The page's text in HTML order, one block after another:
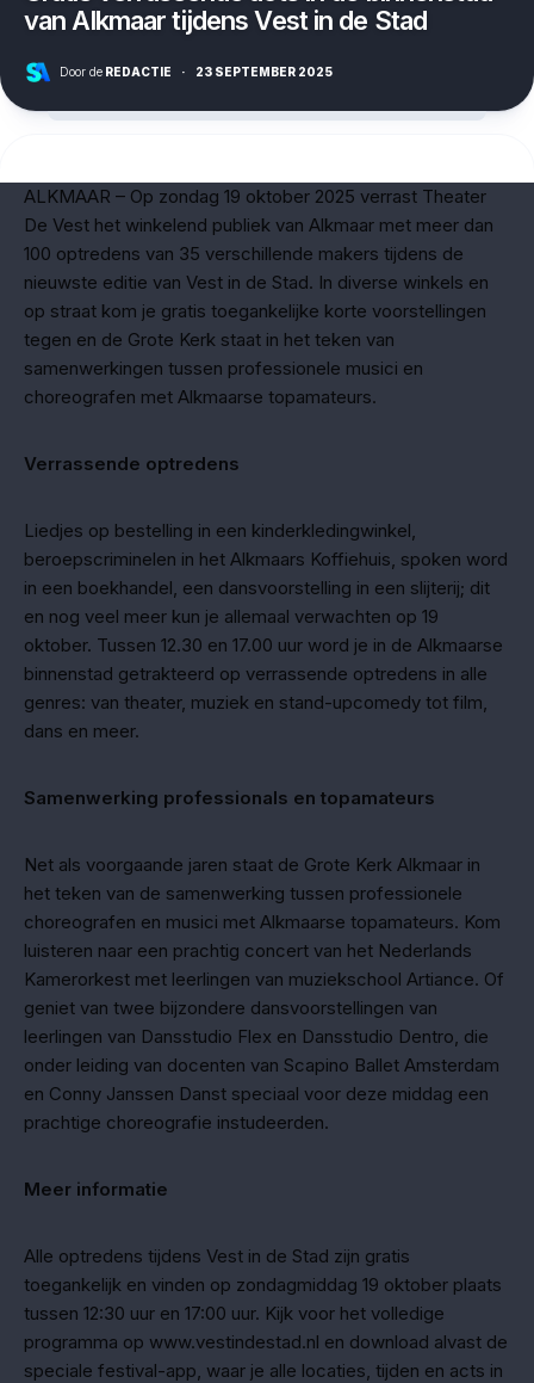
van Alkmaar tijdens Vest in de Stad
Door de REDACTIE · 23 SEPTEMBER 2025
ALKMAAR – Op zondag 19 oktober 2025 verrast Theater
De Vest het winkelend publiek van Alkmaar met meer dan
100 optredens van 35 verschillende makers tijdens de
nieuwste editie van Vest in de Stad. In diverse winkels en
op straat kom je gratis toegankelijke korte voorstellingen
tegen en de Grote Kerk staat in het teken van
samenwerkingen tussen professionele musici en
choreografen met Alkmaarse topamateurs.
Verrassende optredens
Liedjes op bestelling in een kinderkledingwinkel,
beroepscriminelen in het Alkmaars Koffiehuis, spoken word
in een boekhandel, een dansvoorstelling in een slijterij; dit
en nog veel meer kun je allemaal verwachten op 19
oktober. Tussen 12.30 en 17.00 uur word je in de Alkmaarse
binnenstad getrakteerd op verrassende optredens in alle
genres: van theater, muziek en stand-upcomedy tot film,
dans en meer.
Samenwerking professionals en topamateurs
Net als voorgaande jaren staat de Grote Kerk Alkmaar in
het teken van de samenwerking tussen professionele
choreografen en musici met Alkmaarse topamateurs. Kom
luisteren naar een prachtig concert van het Nederlands
Kamerorkest met leerlingen van muziekschool Artiance. Of
geniet van twee bijzondere dansvoorstellingen van
leerlingen van Dansstudio Flex en Dansstudio Dentro, die
onder leiding van docenten van Scapino Ballet Amsterdam
en Conny Janssen Danst speciaal voor deze middag een
prachtige choreografie instudeerden.
Meer informatie
Alle optredens tijdens Vest in de Stad zijn gratis
toegankelijk en vinden op zondagmiddag 19 oktober plaats
tussen 12:30 uur en 17:00 uur. Kijk voor het volledige
programma op www.vestindestad.nl en download alvast de
speciale festival-app, waar je alle locaties, tijden en acts in